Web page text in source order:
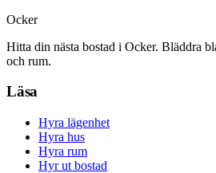
Ocker
Hitta din nästa bostad i Ocker. Bläddra
och rum.
Läsa
Hyra lägenhet
Hyra hus
Hyra rum
Hyr ut bostad